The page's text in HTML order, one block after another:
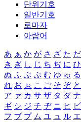
단위기호
일반기호
로마자
아랍어
あ ぁ か が さ ざ た だ
き ぎ し じ ち ぢ に ひ
ぬ ふ ぶ ぷ む ゆ ゅ る
れ お ぉ こ ご そ ぞ と
ア ァ カ サ ザ タ ダ ナ
ギ シ ジ チ ヂ ニ ヒ ビ
フ ブ プ ム ユ ュ ル エ